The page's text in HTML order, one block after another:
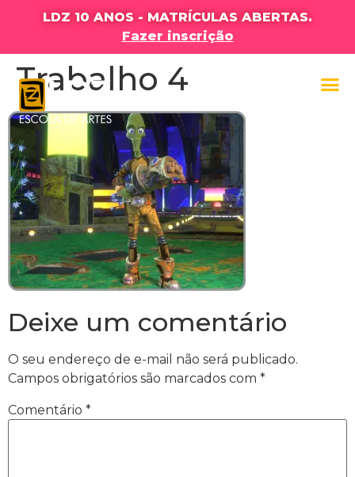
LDZ 10 ANOS - MATRÍCULAS ABERTAS.
Fazer inscrição
Trabalho 4
Deixe um comentário
O seu endereço de e-mail não será publicado.
Campos obrigatórios são marcados com *
Comentário *